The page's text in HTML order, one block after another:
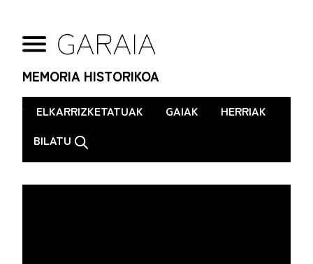
MEMORIA HISTORIKOA
. ELKARRIZKETATUAK GAIAK
HERRIAK
BILATU